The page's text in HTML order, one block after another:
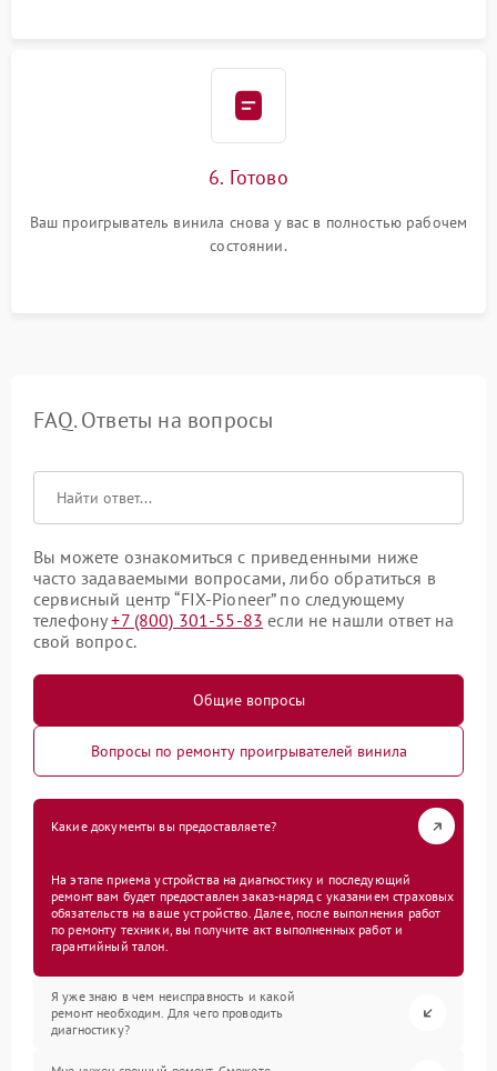
6. Готово
Ваш проигрыватель винила снова у вас в полностью рабочем
состоянии.
FAQ. Ответы на вопросы
Вы можете ознакомиться с приведенными ниже
часто задаваемыми вопросами, либо обратиться в
сервисный центр “FIX-Pioneer” по следующему
телефону+7 (800) 301-55-83 если не нашли ответ на
свой вопрос.
Общие вопросы
Вопросы по ремонту проигрывателей винила
Какие документы вы предоставляете?
На этапе приема устройства на диагностику и последующий
ремонт вам будет предоставлен заказ-наряд с указанием страховых
обязательств на ваше устройство. Далее, после выполнения работ
по ремонту техники, вы получите акт выполненных работ и
гарантийный талон.
Я уже знаю в чем неисправность и какой
ремонт необходим. Для чего проводить
диагностику?